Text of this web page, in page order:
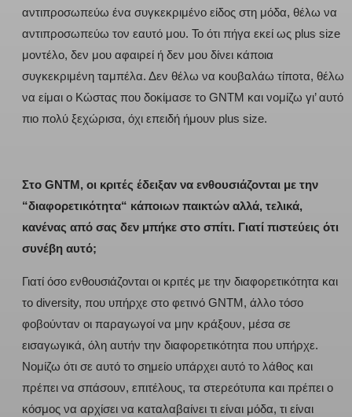
αντιπροσωπεύω ένα συγκεκριμένο είδος στη μόδα, θέλω να
αντιπροσωπεύω τον εαυτό μου. Το ότι πήγα εκεί ως plus size
μοντέλο, δεν μου αφαιρεί ή δεν μου δίνει κάποια
συγκεκριμένη ταμπέλα. Δεν θέλω να κουβαλάω τίποτα, θέλω
να είμαι ο Κώστας που δοκίμασε το GNTM και νομίζω γι’ αυτό
πιο πολύ ξεχώρισα, όχι επειδή ήμουν plus size.
Στο GNTM, οι κριτές έδειξαν να ενθουσιάζονται με την
“διαφορετικότητα“ κάποιων παικτών αλλά, τελικά,
κανένας από σας δεν μπήκε στο σπίτι. Γιατί πιστεύεις ότι
συνέβη αυτό;
Γιατί όσο ενθουσιάζονται οι κριτές με την διαφορετικότητα και
το diversity, που υπήρχε στο φετινό GNTM, άλλο τόσο
φοβούνταν οι παραγωγοί να μην κράξουν, μέσα σε
εισαγωγικά, όλη αυτήν την διαφορετικότητα που υπήρχε.
Νομίζω ότι σε αυτό το σημείο υπάρχει αυτό το λάθος και
πρέπει να σπάσουν, επιτέλους, τα στερεότυπα και πρέπει ο
κόσμος να αρχίσει να καταλαβαίνει τι είναι μόδα, τι είναι